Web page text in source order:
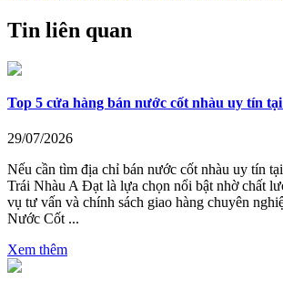
Tin liên quan
Top 5 cửa hàng bán nước cốt nhàu uy tín
29/07/2026
Nếu cần tìm địa chỉ bán nước cốt nhàu uy tín
Trái Nhàu A Đạt là lựa chọn nổi bật nhờ chất
vụ tư vấn và chính sách giao hàng chuyên
Nước Cốt ...
Xem thêm